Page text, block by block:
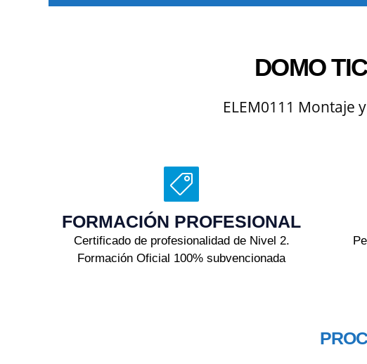
DOMO
ELEM0111 Montaje
FORMACIÓN PROFESIONAL
Certificado de profesionalidad de Nivel 2.
Formación Oficial 100% subvencionada